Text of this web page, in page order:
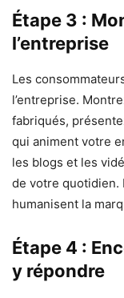
Étape 3 :
l’entreprise
Les
l’entreprise.
fabriqués,
qui animent votre
les blogs et les
de votre quotidien.
humanisent la
Étape 4 :
y répondre